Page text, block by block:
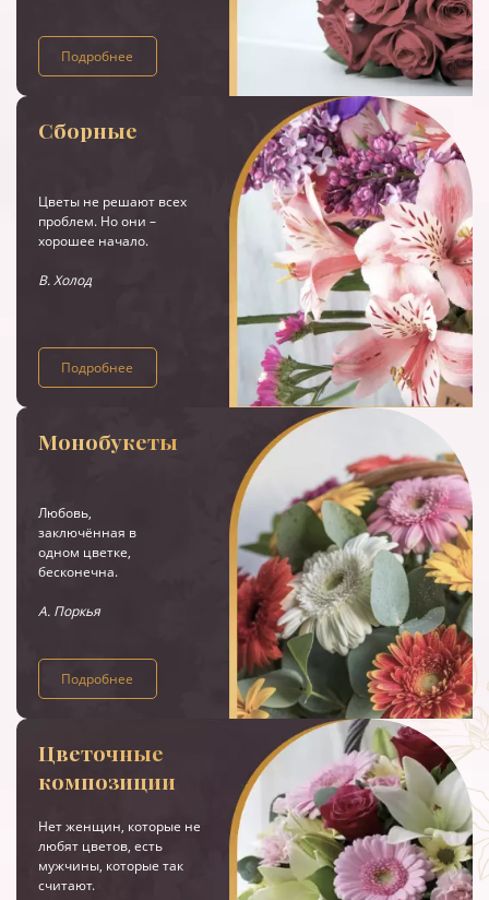
Подробнее
Сборные
Цветы не решают всех
проблем. Но они –
хорошее начало.
В. Холод
Подробнее
Монобукеты
Любовь,
заключённая в
одном цветке,
бесконечна.
А. Поркья
Подробнее
Цветочные
композиции
Нет женщин, которые не
любят цветов, есть
мужчины, которые так
считают.